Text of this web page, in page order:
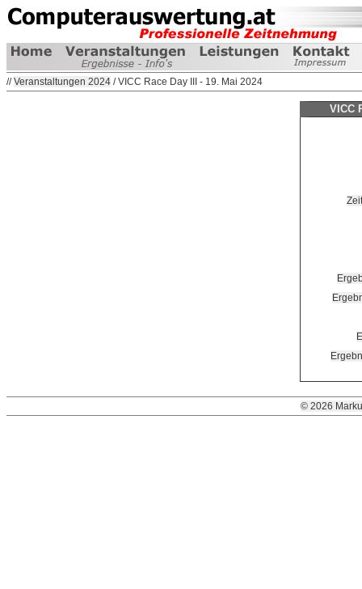
//Veranstaltungen 2024 / VICC Race Day III - 19. Mai 2024
VICC
© 2026